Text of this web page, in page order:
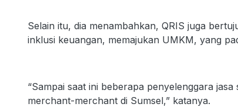
Selain itu, dia menambahkan, QRIS juga
inklusi keuangan, memajukan UMKM, yang
“Sampai saat ini beberapa penyelenggara
merchant-merchant di Sumsel,” katanya.